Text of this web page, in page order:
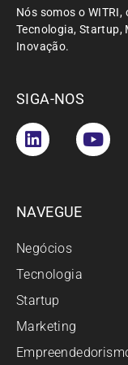
Nós somos o
Tecnologia, Startup,
Inovação.
SIGA-NOS
NAVEGUE
Negócios
Tecnologia
Startup
Marketing